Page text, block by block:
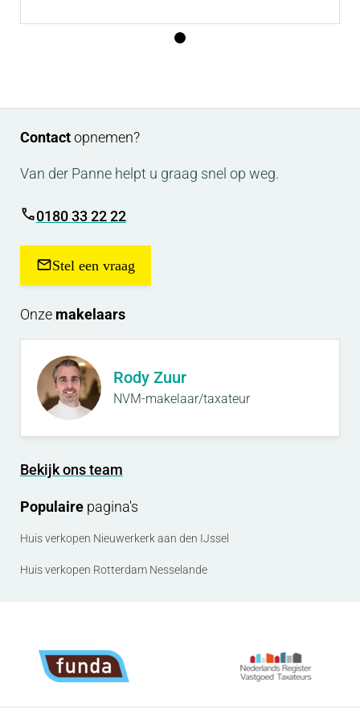
Afmetingen:
Contactopnemen?
Van der Panne helpt u graag snel op weg.
0180 33 22 22
Stel een vraag
Onze makelaars
Rody Zuur
NVM-makelaar/taxateur
Bekijk ons team
Populaire pagina's
Huis verkopen Nieuwerkerk aan den IJssel
Huis verkopen Rotterdam Nesselande